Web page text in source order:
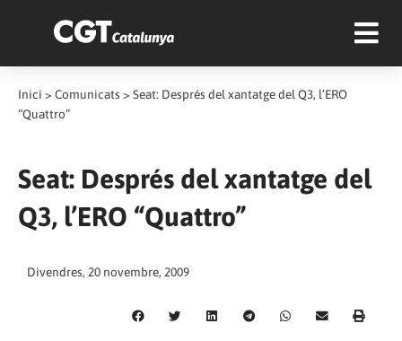
Inici > Comunicats > Seat: Després del xantatge del Q3, l’ERO
“Quattro”
Seat: Després del xantatge del
Q3, l’ERO “Quattro”
Divendres, 20 novembre, 2009